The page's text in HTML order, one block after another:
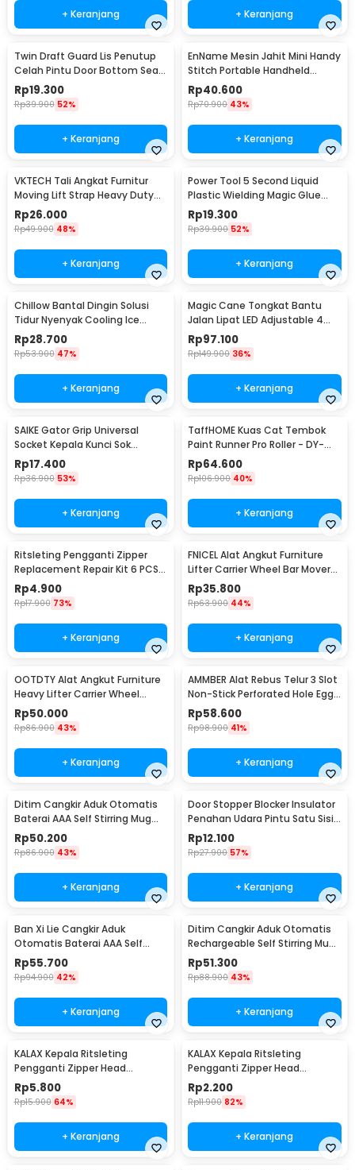
+ Keranjang + Keranjang
Twin Draft Guard Lis Penutup
Celah Pintu Door Bottom Seal
82cm
Rp19.300
Rp39.900 52%
+ Keranjang
EnName Mesin Jahit Mini Handy
Stitch Portable Handheld
Sewing Machine - CS-101B
Rp40.600
Rp70.900 43%
+ Keranjang
VKTECH Tali Angkat Furnitur
Moving Lift Strap Heavy Duty
50kg 2 PCS - VK965
Rp26.000
Rp49.900 48%
+ Keranjang
Power Tool 5 Second Liquid
Plastic Wielding Magic Glue
Lem Ajaib
Rp19.300
Rp39.900 52%
+ Keranjang
Chillow Bantal Dingin Solusi
Tidur Nyenyak Cooling Ice
Pillow - PR776
Rp28.700
Rp53.900 47%
+ Keranjang
Magic Cane Tongkat Bantu
Jalan Lipat LED Adjustable 4
Kaki Anti Slip - EL-0087
Rp97.100
Rp149.900 36%
+ Keranjang
SAIKE Gator Grip Universal
Socket Kepala Kunci Sok
Serbaguna 7-19mm - ETC-
125MO
Rp17.400
Rp36.900 53%
+ Keranjang
TaffHOME Kuas Cat Tembok
Paint Runner Pro Roller - DY-
526
Rp64.600
Rp106.900 40%
+ Keranjang
Ritsleting Pengganti Zipper
Replacement Repair Kit 6 PCS -
B07L
Rp4.900
Rp17.900 73%
+ Keranjang
FNICEL Alat Angkut Furniture
Lifter Carrier Wheel Bar Mover
150kg - FTS30
Rp35.800
Rp63.900 44%
+ Keranjang
OOTDTY Alat Angkut Furniture
Heavy Lifter Carrier Wheel
Mover Device - FTS31
Rp50.000
Rp86.900 43%
+ Keranjang
AMMBER Alat Rebus Telur 3 Slot
Non-Stick Perforated Hole Egg
Poacher - YD16
Rp58.600
Rp98.900 41%
+ Keranjang
Ditim Cangkir Aduk Otomatis
Baterai AAA Self Stirring Mug
380ml - HQ-630
Rp50.200
Rp86.900 43%
+ Keranjang
Door Stopper Blocker Insulator
Penahan Udara Pintu Satu Sisi
94cm - DK1S
Rp12.100
Rp27.900 57%
+ Keranjang
Ban Xi Lie Cangkir Aduk
Otomatis Baterai AAA Self
Stirring Mug 400ml - QT-002
Rp55.700
Rp94.900 42%
+ Keranjang
Ditim Cangkir Aduk Otomatis
Rechargeable Self Stirring Mug
380ml - HF-630
Rp51.300
Rp88.900 43%
+ Keranjang
KALAX Kepala Ritsleting
Pengganti Zipper Head
Replacement 5 PCS - KA09
Rp5.800
Rp15.900 64%
+ Keranjang
KALAX Kepala Ritsleting
Pengganti Zipper Head
Replacement 1 PCS - KA10
Rp2.200
Rp11.900 82%
+ Keranjang